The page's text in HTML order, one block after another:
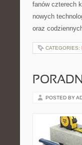
fanów czterech
nowych
oraz
CATEGORIES:
POSTED BY